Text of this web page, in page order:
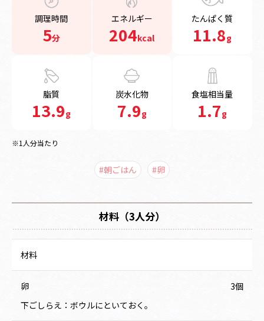
調理時間
5分
エネルギー
204kcal
たんぱく質
11.8g
脂質
13.9g
炭水化物
7.9g
食塩相当量
1.7g
※1人分当たり
#朝ごはん #卵
材料（3人分）
材料
卵
3個
下ごしらえ：ボウルにといておく。